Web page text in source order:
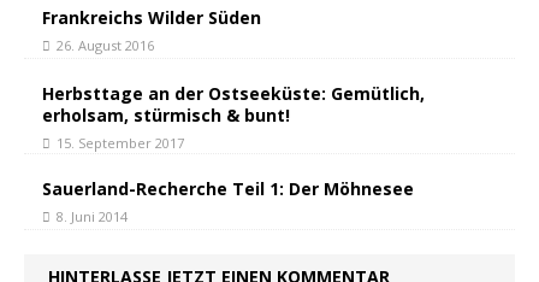
Frankreichs Wilder Süden
26. August 2016
Herbsttage an der Ostseeküste: Gemütlich,
erholsam, stürmisch & bunt!
15. September 2017
Sauerland-Recherche Teil 1: Der Möhnesee
8. Juni 2014
HINTERLASSE JETZT EINEN KOMMENTAR